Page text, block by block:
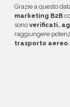
Grazie a questo
marketing B2B
sono verificati,
raggiungere
trasporto aereo.